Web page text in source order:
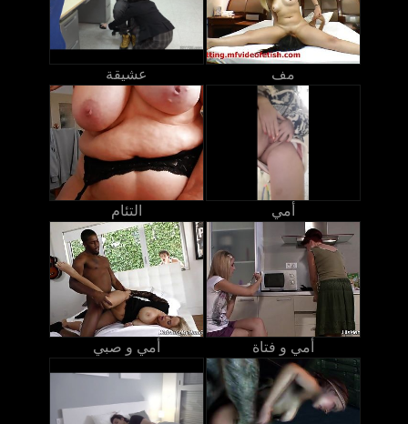
عشيقة مف
التئام أمي
أمي و صبي أمي و فتاة